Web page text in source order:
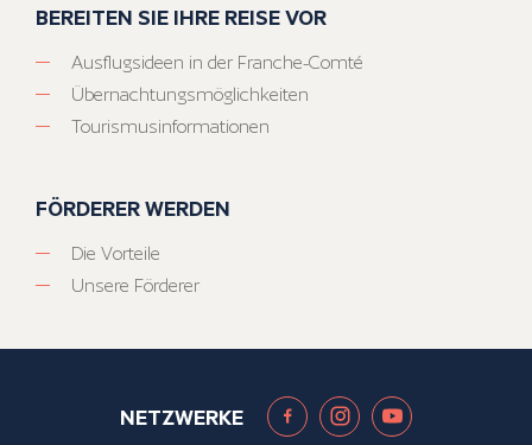
BEREITEN SIE IHRE REISE VOR
Ausflugsideen in der Franche-Comté
Übernachtungsmöglichkeiten
Tourismusinformationen
FÖRDERER WERDEN
Die Vorteile
Unsere Förderer
NETZWERKE